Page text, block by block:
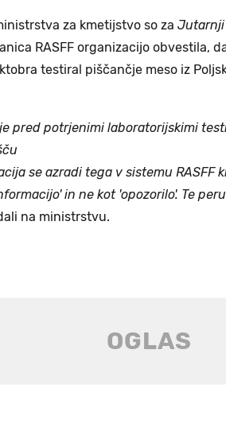
za kmetijstvo so za
RASFF organizacijo obvestila,
testiral piščančje meso iz
pred potrjenimi laboratorijskimi
se azradi tega v sistemu RASFF
in ne kot 'opozorilo'. Te
na ministrstvu.